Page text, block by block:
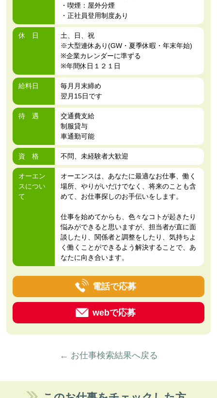
・喫煙：屋外分煙
・正社員登用制度あり
休 日
土、日、祝
※大型連休あり(GW・夏季休暇・年末年始)
※企業カレンダーに準ずる
※年間休日１２１日
給料日
毎月月末締め
翌月15日です
待 遇
交通費支給
制服貸与
車通勤可能
資 格 不問、未経験者大歓迎
オーエン
スについ
て
オーエンスは、あなたに最適なお仕事、働く
場所、やりがいだけでなく、将来のことも含
めて、お仕事探しのお手伝いをします。
仕事を始めてからも、色々なコトが起きたり
悩みができると思いますが、担当者が直に面
談したり、関係者と調整をしたり、気持ちよ
く働くことができるよう解決することで、あ
なたに向き合います。
電話で応募
webで応募
← お仕事検索結果へ戻る